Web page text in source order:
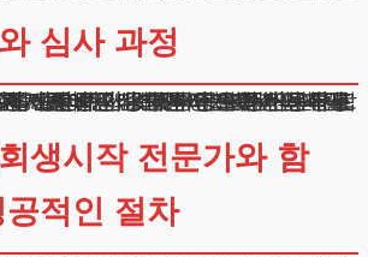
심사 과정
서류들을 한꺼번에 준비하면 되므로 시간과 노력을 절약할 수 있습니다.
생시작 전문가와 함
적인 절차